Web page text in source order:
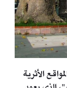
الأثرية